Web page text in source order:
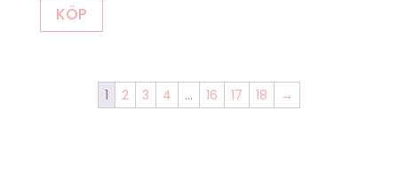
KÖP
1 2 3 4 … 16 17 18 →